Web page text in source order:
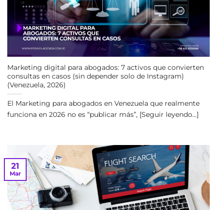
Marketing digital para abogados: 7 activos que convierten
consultas en casos (sin depender solo de Instagram)
(Venezuela, 2026)
El Marketing para abogados en Venezuela que realmente
funciona en 2026 no es “publicar más”, [Seguir leyendo...]
21
Mar